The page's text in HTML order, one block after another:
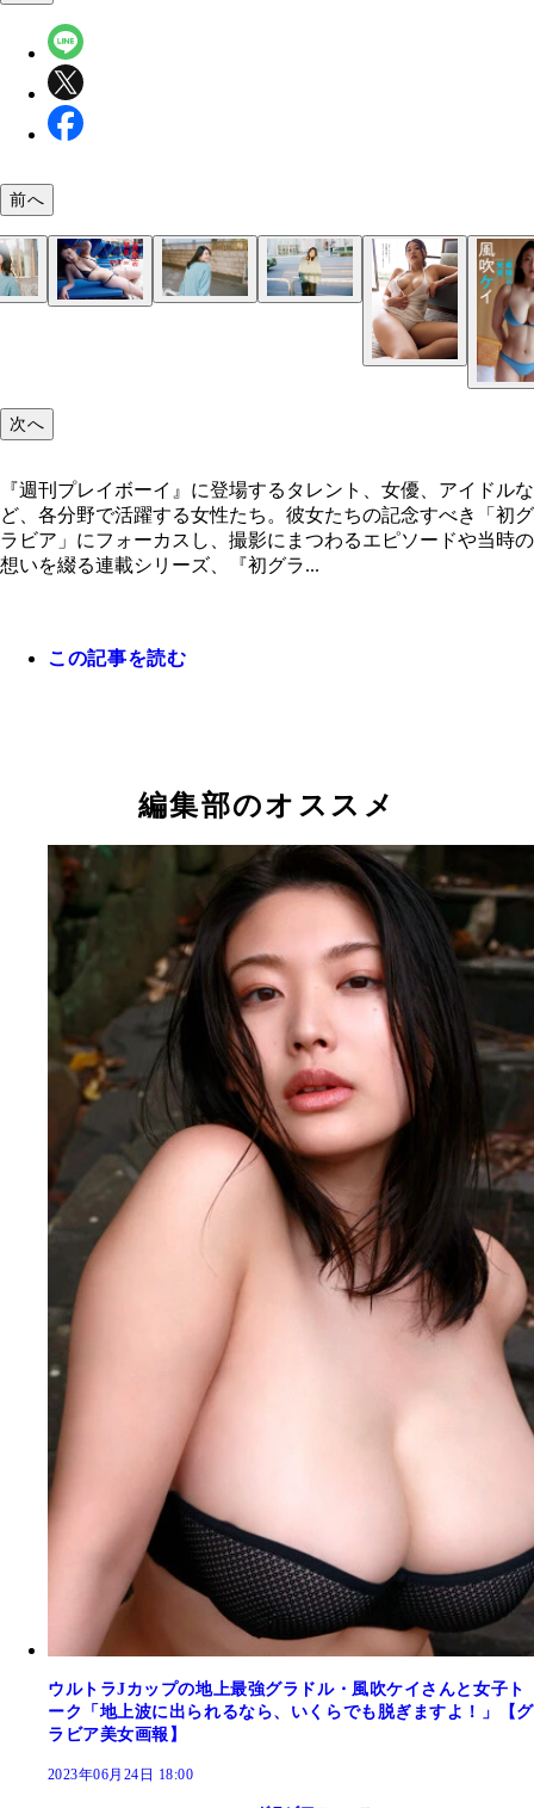
風吹ケイの芸能界に入った経緯から、初水着仕事
『週刊プレイボーイ』では2022年30＆31合併号(撮
風吹ケイデジタル写真集「『最強』の発見」撮影
毅之 価格／1,100円（税込）
前へ
次へ
『週刊プレイボーイ』に登場するタレント、女優、アイドルな
ど、各分野で活躍する女性たち。彼女たちの記念すべき「初グ
ラビア」にフォーカスし、撮影にまつわるエピソードや当時の
想いを綴る連載シリーズ、『初グラ...
この記事を読む
編集部のオススメ
ウルトラJカップの地上最強グラドル・風吹ケイさんと女子ト
ーク「地上波に出られるなら、いくらでも脱ぎますよ！」【グ
ラビア美女画報】
2023年06月24日 18:00